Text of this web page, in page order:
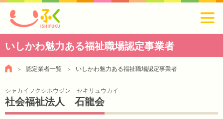
いしかわ魅力ある福祉職場認定事業者
認定業者一覧 いしかわ魅力ある福祉職場認定事業者
シャカイフクシホウジン セキリュウカイ
社会福祉法人 石龍会